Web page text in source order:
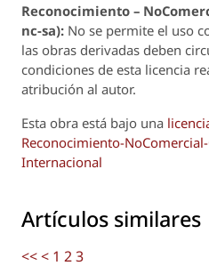
Reconocimiento –
nc-sa): No se permite el uso
las obras derivadas deben
condiciones de esta licencia
atribución al autor.
Esta obra está bajo una
Reconocimiento-
Internacional
Artículos similares
<<< 1 23